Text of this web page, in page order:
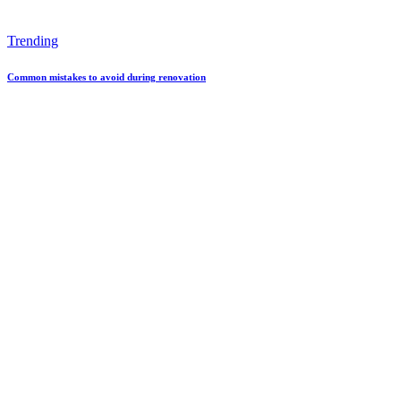
Trending
Common mistakes to avoid during renovation